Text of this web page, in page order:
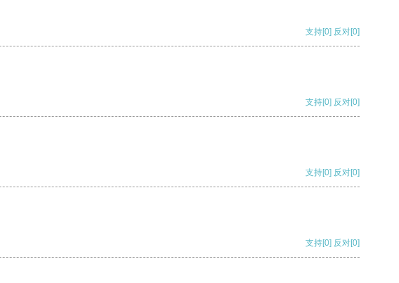
支持[0] 反对[0]
支持[0] 反对[0]
支持[0] 反对[0]
支持[0] 反对[0]